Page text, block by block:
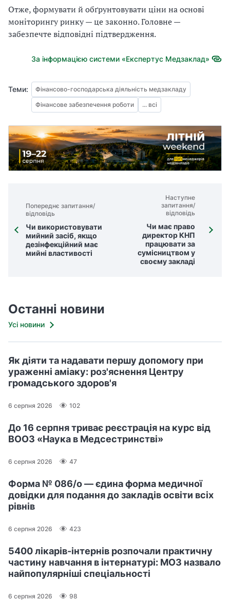
Отже, формувати й обґрунтовувати ціни на основі
моніторингу ринку — це законно. Головне —
забезпечте відповідні підтвердження.
За інформацією системи «Експертус Медзаклад»
Теми:
Фінансово-господарська діяльність медзакладу
Фінансове забезпечення роботи
... всі
Попереднє запитання/
відповідь
Чи використовувати
мийний засіб, якщо
дезінфекційний має
мийні властивості
Наступне
запитання/
відповідь
Чи має право
директор КНП
працювати за
сумісництвом у
своєму закладі
Останні новини
Усі новини
Як діяти та надавати першу допомогу при
ураженні аміаку: роз'яснення Центру
громадського здоров'я
6 серпня 2026 102
До 16 серпня триває реєстрація на курс від
ВООЗ «Наука в Медсестринстві»
6 серпня 2026 47
Форма № 086/о — єдина форма медичної
довідки для подання до закладів освіти всіх
рівнів
6 серпня 2026 423
5400 лікарів-інтернів розпочали практичну
частину навчання в інтернатурі: МОЗ назвало
найпопулярніші спеціальності
6 серпня 2026 98